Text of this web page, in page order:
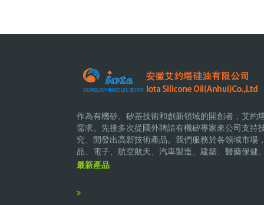
作為有機矽、矽基技術和創新領域的開創者，艾約
需求。先後多次從國外聘請有機矽專家來公司支
究、開發出高新技術產品。我們服務於各領域市
品、電子、航空航天、汽車製造、建築、醫藥保健
最新產品